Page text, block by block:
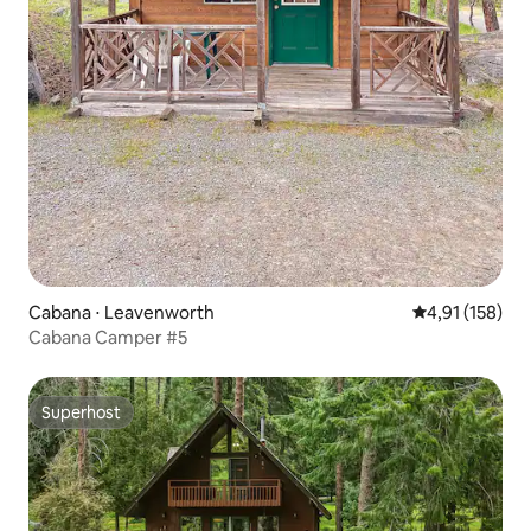
Cabana ⋅ Leavenworth 4,91 de uma
4,91 (158)
Cabana Camper #5
Superhost
Superhost